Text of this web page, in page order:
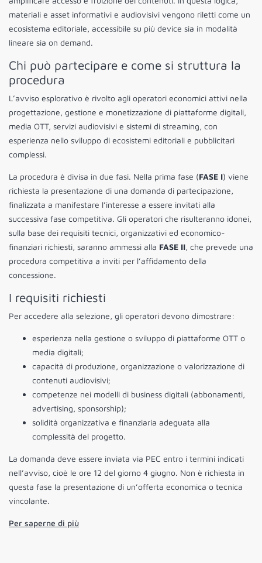
materiali e asset informativi e audiovisivi vengono riletti come un
ecosistema editoriale, accessibile su più device sia in modalità
lineare sia on demand.
Chi può partecipare e come si struttura la
procedura
L’avviso esplorativo è rivolto agli operatori economici attivi nella
progettazione, gestione e monetizzazione di piattaforme digitali,
media OTT, servizi audiovisivi e sistemi di streaming, con
esperienza nello sviluppo di ecosistemi editoriali e pubblicitari
complessi.
La procedura è divisa in due fasi. Nella prima fase (FASE I) viene
richiesta la presentazione di una domanda di partecipazione,
finalizzata a manifestare l’interesse a essere invitati alla
successiva fase competitiva. Gli operatori che risulteranno idonei,
sulla base dei requisiti tecnici, organizzativi ed economico-
finanziari richiesti, saranno ammessi alla FASE II, che prevede una
procedura competitiva a inviti per l’affidamento della
concessione.
I requisiti richiesti
Per accedere alla selezione, gli operatori devono dimostrare:
esperienza nella gestione o sviluppo di piattaforme OTT o
media digitali;
capacità di produzione, organizzazione o valorizzazione di
contenuti audiovisivi;
competenze nei modelli di business digitali (abbonamenti,
advertising, sponsorship);
solidità organizzativa e finanziaria adeguata alla
complessità del progetto.
La domanda deve essere inviata via PEC entro i termini indicati
nell’avviso, cioè le ore 12 del giorno 4 giugno. Non è richiesta in
questa fase la presentazione di un’offerta economica o tecnica
vincolante.
Per saperne di più